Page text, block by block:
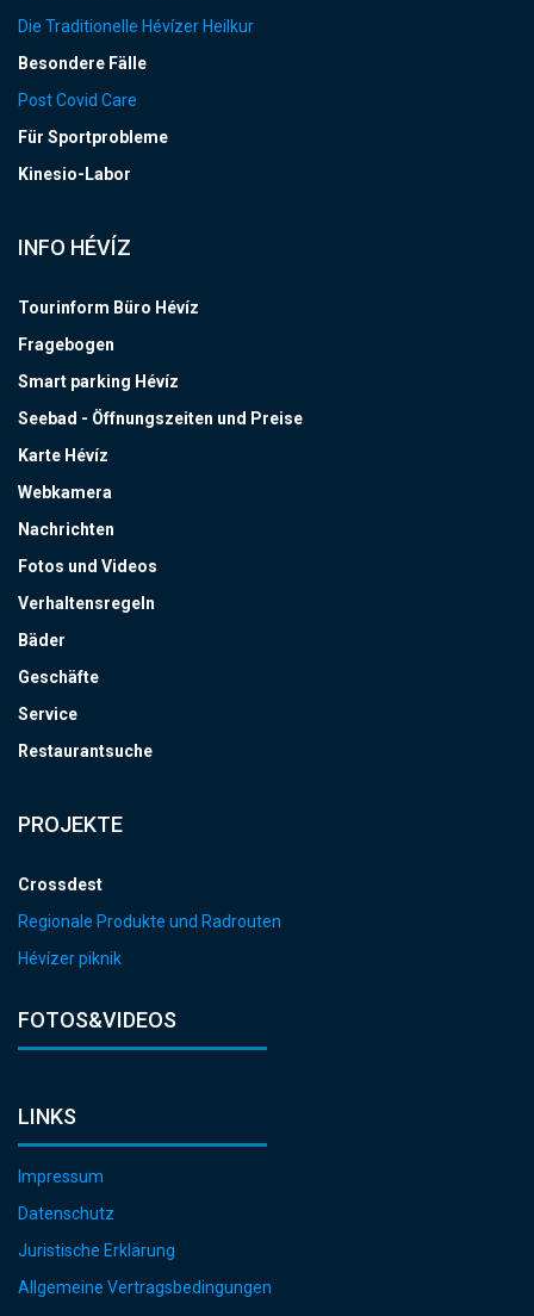
Die Traditionelle Hévízer Heilkur
Besondere Fälle
Post Covid Care
Für Sportprobleme
Kinesio-Labor
INFO HÉVÍZ
Tourinform Büro Hévíz
Fragebogen
Smart parking Hévíz
Seebad - Öffnungszeiten und Preise
Karte Hévíz
Webkamera
Nachrichten
Fotos und Videos
Verhaltensregeln
Bäder
Geschäfte
Service
Restaurantsuche
PROJEKTE
Crossdest
Regionale Produkte und Radrouten
Hévízer piknik
FOTOS&VIDEOS
LINKS
Impressum
Datenschutz
Juristische Erklärung
Allgemeine Vertragsbedingungen